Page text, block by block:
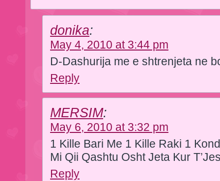
donika:
May 4, 2010 at 3:44 pm
D-Dashurija me e shtrenjeta ne
Reply
MERSIM:
May 6, 2010 at 3:32 pm
1 Kille Bari Me 1 Kille Raki 1
Mi Qii Qashtu Osht Jeta Kur
Reply